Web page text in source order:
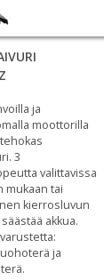
ja
moottorilla
3
valittavissa
mukaan tai
kierrosluvun
akkua.
ja